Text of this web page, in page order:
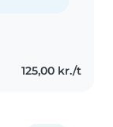
125,00 kr./t